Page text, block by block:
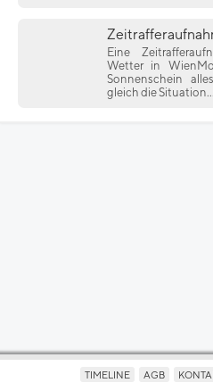
Eine
Wetter in
Sonnenschein
gleich die Situation...
TIMELINE AGB